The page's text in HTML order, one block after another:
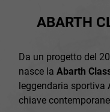
ABARTH
Da un progetto del
nasce la Abarth
leggendaria sportiva
chiave